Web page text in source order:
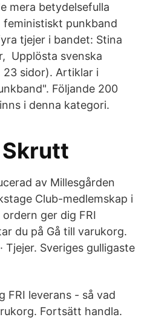
mera betydelsefulla
feministiskt punkband
tjejer i bandet: Stina
Upplösta svenska
23 sidor). Artiklar i
Följande 200
i denna kategori.
Skrutt
av Millesgården
Club-medlemskap i
ger dig FRI
du på Gå till varukorg.
Sveriges gulligaste
FRI leverans - så vad
Fortsätt handla.